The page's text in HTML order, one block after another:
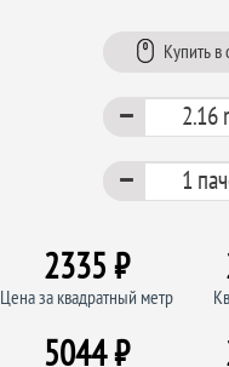
Купить в
2335 ₽
Цена за квадратный метр
5044 ₽